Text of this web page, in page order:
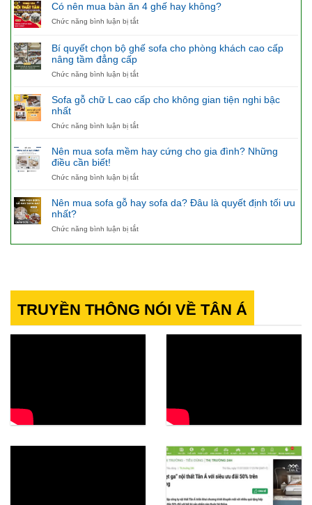
Có nên mua bàn ăn 4 ghế hay không?
Chức năng bình luận bị tắtở
mua
ăn
ghế
hay
Bí quyết chọn bộ ghế sofa cho phòng khách cao cấp
nâng tầm đẳng cấp
Chức năng bình luận bị tắtở
quyết
chọn
ghế
cho
phòng
cao
tầm
cấp
Sofa gỗ chữ L cao cấp cho không gian tiện nghi bậc
nhất
Chức năng bình luận bị tắtở
gỗ
chữ
cao
không
tiện
Nên mua sofa mềm hay cứng cho gia đình? Những
điều cần biết!
Chức năng bình luận bị tắtở
sofa
hay
điều
biết!
Nên mua sofa gỗ hay sofa da? Đâu là quyết định tối ưu
nhất?
Chức năng bình luận bị tắtở
sofa
Đâu
quyết
TRUYỀN THÔNG NÓI VỀ TÂN Á